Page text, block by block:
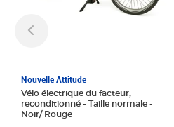
Nouvelle Attitude
Vélo électrique du facteur,
reconditionné - Taille normale -
Noir/ Rouge